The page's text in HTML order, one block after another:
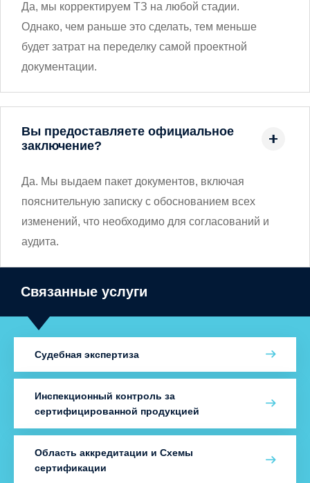
Да, мы корректируем ТЗ на любой стадии.
Однако, чем раньше это сделать, тем меньше
будет затрат на переделку самой проектной
документации.
Вы предоставляете официальное
заключение?
Да. Мы выдаем пакет документов, включая
пояснительную записку с обоснованием всех
изменений, что необходимо для согласований и
аудита.
Связанные услуги
Судебная экспертиза
Инспекционный контроль за
сертифицированной продукцией
Область аккредитации и Схемы
сертификации